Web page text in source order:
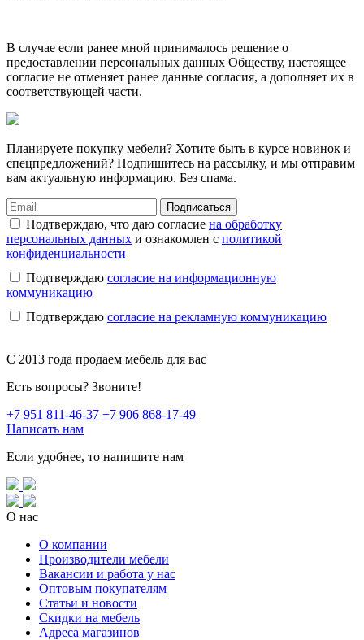
В случае если ранее мной принималось решение о
предоставлении персональных данных Обществу, настоящее
согласие не отменяет ранее данные согласия, а дополняет их в
соответствующей части.
Планируете покупку мебели? Хотите быть в курсе новинок и
спецпредложений? Подпишитесь на рассылку, и мы отправим
вам актуальную информацию. Без спама.
Подписаться
Подтверждаю, что даю согласие на обработку
персональных данных и ознакомлен с политикой
конфиденциальности
Подтверждаю согласие на информационную
коммуникацию
Подтверждаю согласие на рекламную коммуникацию
C 2013 года продаем мебель для вас
Есть вопросы? Звоните!
+7 951 811-46-37 +7 906 868-17-49
Написать нам
Если удобнее, то напишите нам
О нас
О компании
Производители мебели
Вакансии и работа у нас
Оптовым покупателям
Статьи и новости
Скидки на мебель
Адреса магазинов